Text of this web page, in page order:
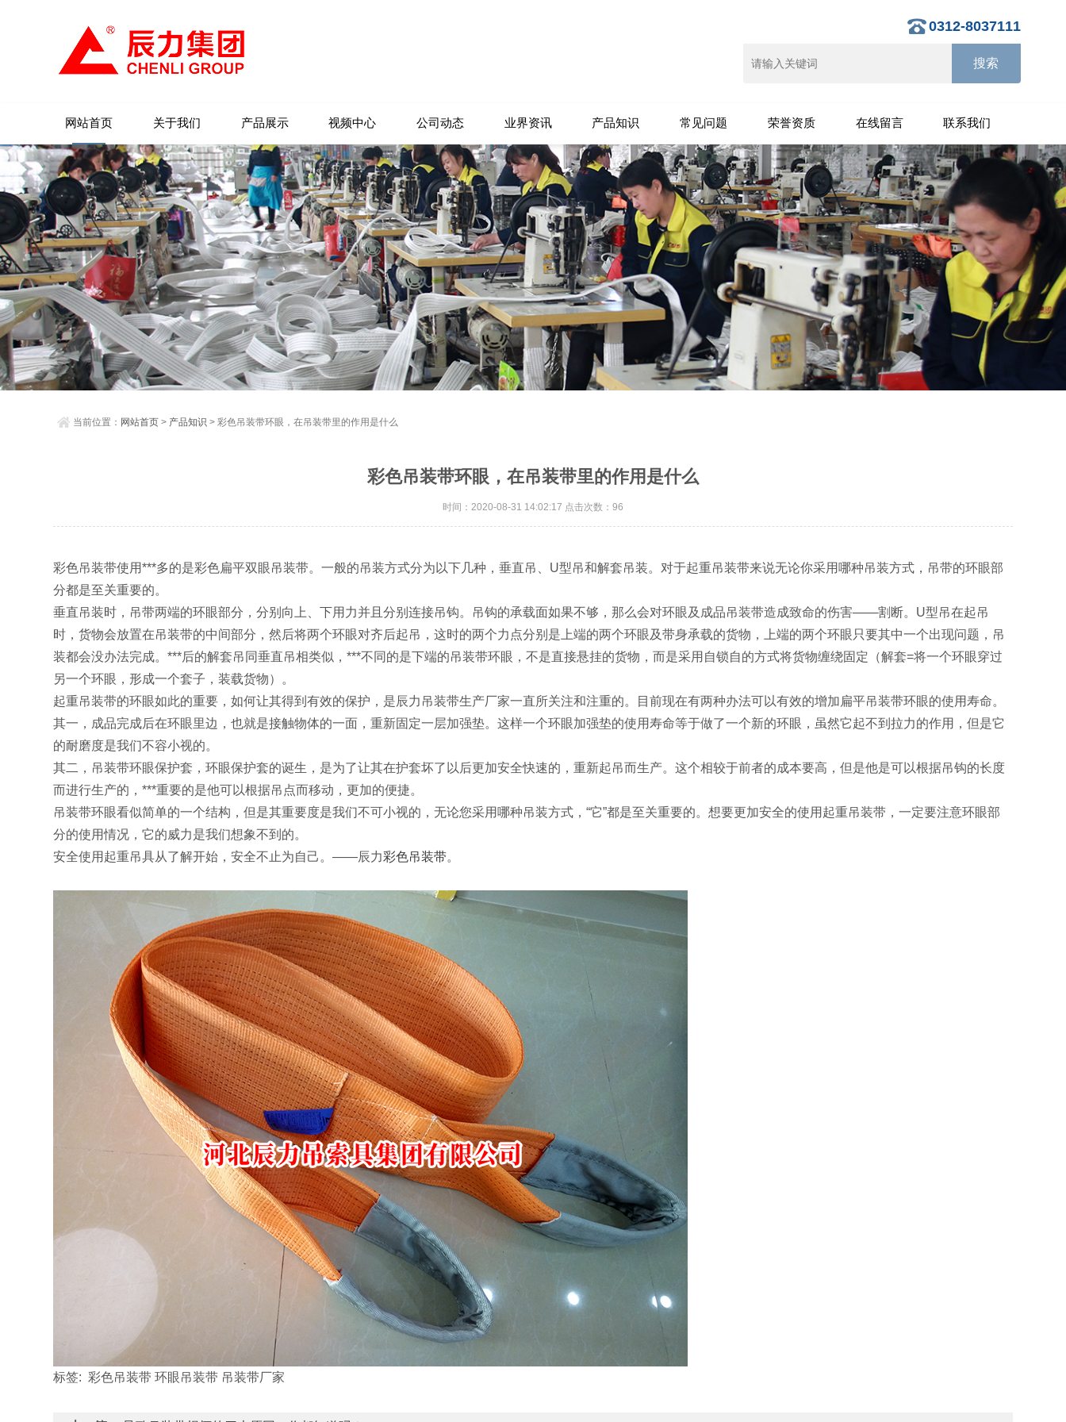
0312-8037111
网站首页 关于我们 产品展示 视频中心 公司动态 业界资讯 产品知识 常见问题 荣誉资质 在线留言 联系我们
当前位置： 网站首页 > 产品知识 > 彩色吊装带环眼，在吊装带里的作用是什么
彩色吊装带环眼，在吊装带里的作用是什么
时间：2020-08-31 14:02:17 点击次数：96
彩色吊装带使用***多的是彩色扁平双眼吊装带。一般的吊装方式分为以下几种，垂直吊、U型吊和解套吊装。对于起重吊装带来说无论你采用哪种吊装方式，吊带的环眼部
分都是至关重要的。
垂直吊装时，吊带两端的环眼部分，分别向上、下用力并且分别连接吊钩。吊钩的承载面如果不够，那么会对环眼及成品吊装带造成致命的伤害——割断。U型吊在起吊
时，货物会放置在吊装带的中间部分，然后将两个环眼对齐后起吊，这时的两个力点分别是上端的两个环眼及带身承载的货物，上端的两个环眼只要其中一个出现问题，吊
装都会没办法完成。***后的解套吊同垂直吊相类似，***不同的是下端的吊装带环眼，不是直接悬挂的货物，而是采用自锁自的方式将货物缠绕固定（解套=将一个环眼穿过
另一个环眼，形成一个套子，装载货物）。
起重吊装带的环眼如此的重要，如何让其得到有效的保护，是辰力吊装带生产厂家一直所关注和注重的。目前现在有两种办法可以有效的增加扁平吊装带环眼的使用寿命。
其一，成品完成后在环眼里边，也就是接触物体的一面，重新固定一层加强垫。这样一个环眼加强垫的使用寿命等于做了一个新的环眼，虽然它起不到拉力的作用，但是它
的耐磨度是我们不容小视的。
其二，吊装带环眼保护套，环眼保护套的诞生，是为了让其在护套坏了以后更加安全快速的，重新起吊而生产。这个相较于前者的成本要高，但是他是可以根据吊钩的长度
而进行生产的，***重要的是他可以根据吊点而移动，更加的便捷。
吊装带环眼看似简单的一个结构，但是其重要度是我们不可小视的，无论您采用哪种吊装方式，“它”都是至关重要的。想要更加安全的使用起重吊装带，一定要注意环眼部
分的使用情况，它的威力是我们想象不到的。
安全使用起重吊具从了解开始，安全不止为自己。——辰力彩色吊装带。
标签: 彩色吊装带 环眼吊装带 吊装带厂家